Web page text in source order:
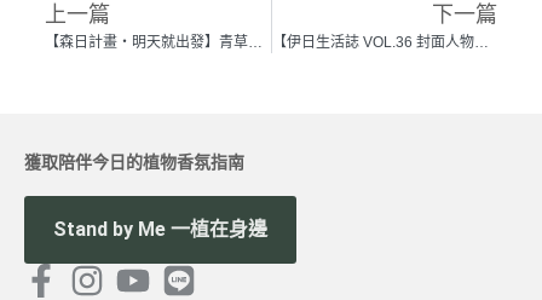
上一篇
【森日計畫・明天就出發】青草隨⾏⽇記 × 台南郵差攝影師李翔
下一篇
【伊日生活誌 VOL.36 封面人物】用電影刻畫人情世事的溫暖氣味 —— 台灣導演、編劇 傅天余
獲取陪伴今日的植物香氛指南
Stand by Me 一植在身邊